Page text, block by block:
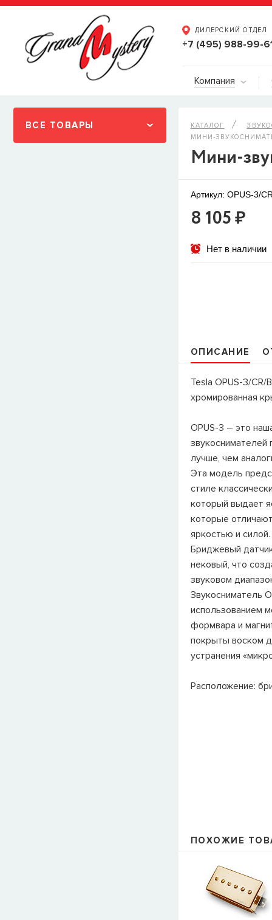
ДИЛЕРСКИЙ ОТДЕЛ
+7 (495) 988-99-
Компания
ВСЕ ТОВАРЫ КАТАЛОГ
МИНИ-
Мини-
Артикул: OPUS-3/
8 105 ₽
Нет в наличии
ОПИСАНИЕ
Tesla OPUS-3/CR/
хромированная
OPUS-3 – это
звукоснимателей
лучше, чем
Эта модель
стиле
который выдает
которые
яркостью и силой.
Бриджевый
нековый, что
звуковом
Звукосниматель
использованием
формвара и
покрыты воском
устранения
Расположение:
ПОХОЖИЕ